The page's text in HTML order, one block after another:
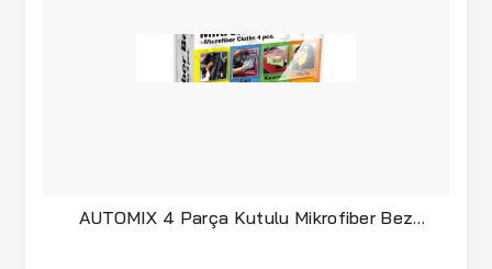
AUTOMIX 4 Parça Kutulu Mikrofiber Bez